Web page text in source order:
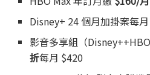
Disney+ 24 個月加掛案每月
影音多享組（
折每月 $420